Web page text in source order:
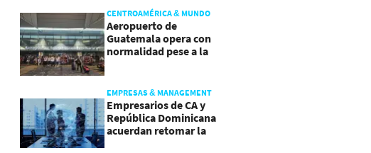
CENTROAMÉRICA & MUNDO
Aeropuerto de
Guatemala opera con
normalidad pese a la
EMPRESAS & MANAGEMENT
Empresarios de CA y
República Dominicana
acuerdan retomar la